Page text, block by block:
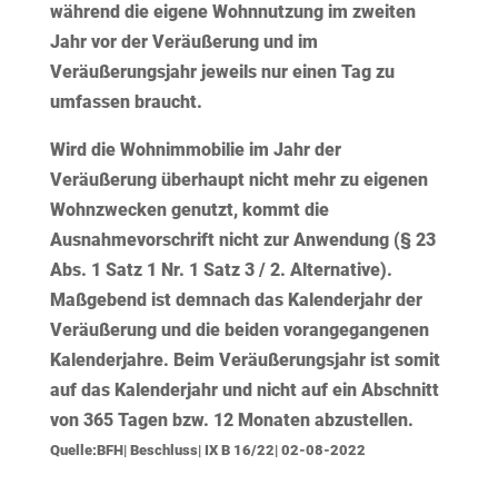
während die eigene Wohnnutzung im zweiten
Jahr vor der Veräußerung und im
Veräußerungsjahr jeweils nur einen Tag zu
umfassen braucht.
Wird die Wohnimmobilie im Jahr der
Veräußerung überhaupt nicht mehr zu eigenen
Wohnzweckengenutzt, kommt die
Ausnahmevorschrift nicht zur Anwendung (§ 23
Abs. 1 Satz 1 Nr. 1 Satz 3 / 2. Alternative).
Maßgebend ist demnach das Kalenderjahrder
Veräußerung und die beiden vorangegangenen
Kalenderjahre. Beim Veräußerungsjahr ist somit
auf das Kalenderjahr und nicht auf ein Abschnitt
von 365 Tagen bzw. 12 Monaten abzustellen.
Quelle:BFH| Beschluss| IX B 16/22| 02-08-2022